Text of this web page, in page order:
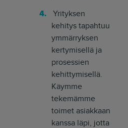
Yrityksen
kehitys tapahtuu
ymmärryksen
kertymisellä ja
prosessien
kehittymisellä.
Käymme
tekemämme
toimet asiakkaan
kanssa läpi, jotta